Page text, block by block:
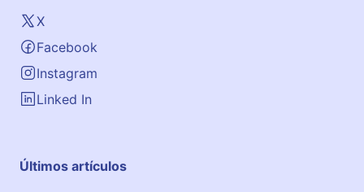
X
Facebook
Instagram
Linked In
Últimos artículos